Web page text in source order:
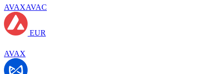
AVAXAVAC
EUR
AVAX